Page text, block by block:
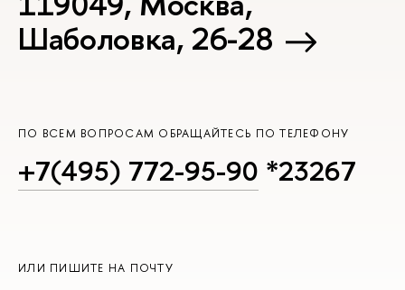
Шаболовка, 26-28
ПО ВСЕМ ВОПРОСАМ ОБРАЩАЙТЕСЬ ПО ТЕЛЕФОНУ
+7(495) 772-95-90 *23267
ИЛИ ПИШИТЕ НА ПОЧТУ